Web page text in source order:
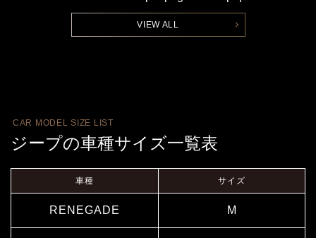
VIEW ALL
CAR MODEL SIZE LIST
ジープの車種サイズ一覧表
車種 サイズ
RENEGADE M